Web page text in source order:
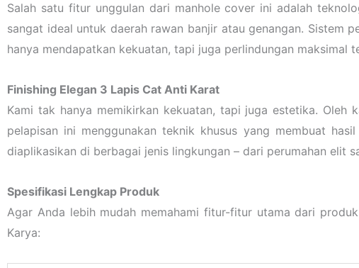
Salah satu fitur unggulan dari manhole cover ini adalah
sangat ideal untuk daerah rawan banjir atau genangan. Sistem
hanya mendapatkan kekuatan, tapi juga perlindungan maksimal
Finishing Elegan 3 Lapis Cat Anti Karat
Kami tak hanya memikirkan kekuatan, tapi juga estetika.
pelapisan ini menggunakan teknik khusus yang membuat
diaplikasikan di berbagai jenis lingkungan – dari perumahan elit
Spesifikasi Lengkap Produk
Agar Anda lebih mudah memahami fitur-fitur utama dari
Karya: